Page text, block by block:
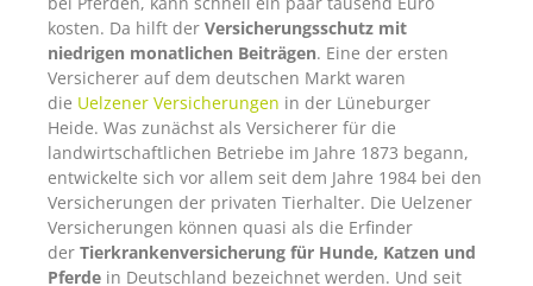
kosten. Da hilft der Versicherungsschutz mit
niedrigen monatlichen Beiträgen. Eine der ersten
Versicherer auf dem deutschen Markt waren
die Uelzener Versicherungen in der Lüneburger
Heide. Was zunächst als Versicherer für die
landwirtschaftlichen Betriebe im Jahre 1873 begann,
entwickelte sich vor allem seit dem Jahre 1984 bei den
Versicherungen der privaten Tierhalter. Die Uelzener
Versicherungen können quasi als die Erfinder
der Tierkrankenversicherung für Hunde, Katzen und
Pferde in Deutschland bezeichnet werden. Und seit